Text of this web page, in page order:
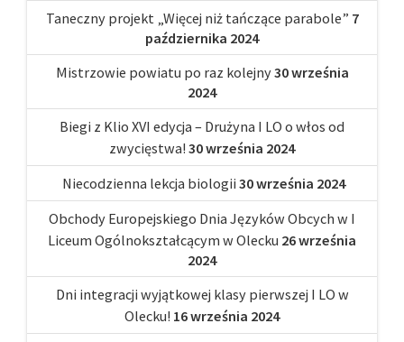
Taneczny projekt „Więcej niż tańczące parabole” 7
października 2024
Mistrzowie powiatu po raz kolejny30 września
2024
Biegi z Klio XVI edycja – Drużyna I LO o włos od
zwycięstwa! 30 września 2024
Niecodzienna lekcja biologii 30 września 2024
Obchody Europejskiego Dnia Języków Obcych w I
Liceum Ogólnokształcącym w Olecku 26 września
2024
Dni integracji wyjątkowej klasy pierwszej I LO w
Olecku! 16 września 2024